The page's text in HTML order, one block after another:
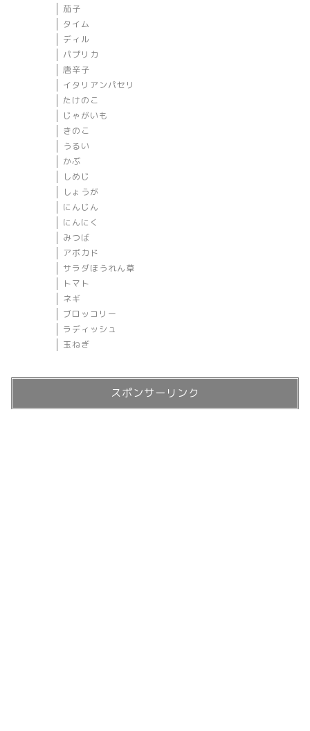
茄子
タイム
ディル
パプリカ
唐辛子
イタリアンパセリ
たけのこ
じゃがいも
きのこ
うるい
かぶ
しめじ
しょうが
にんじん
にんにく
みつば
アボカド
サラダほうれん草
トマト
ネギ
ブロッコリー
ラディッシュ
玉ねぎ
スポンサーリンク